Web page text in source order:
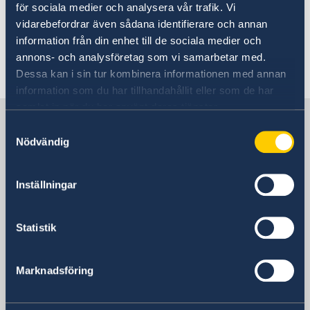
för sociala medier och analysera vår trafik. Vi
vidarebefordrar även sådana identifierare och annan
information från din enhet till de sociala medier och
annons- och analysföretag som vi samarbetar med.
Dessa kan i sin tur kombinera informationen med annan
information som du har tillhandahållit eller som de har
samlat in när du har använt deras tjänster.
Nödvändig
Inställningar
Statistik
Marknadsföring
Handel med Sverige
Anmäla handelshinder
följa de lokala myndigheternas anvisningar i
säkerhetsfrågor.
Senast uppdaterad 19 juni 2026, 10.58